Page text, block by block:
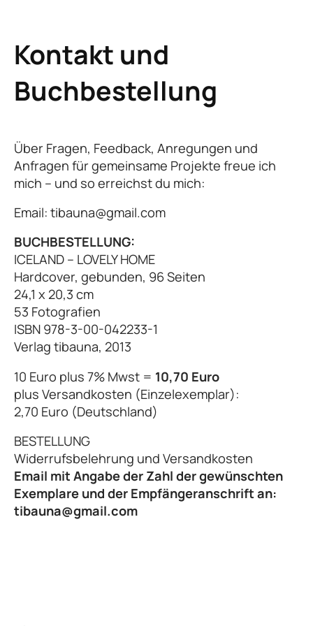
Kontakt und
Buchbestellung
Über Fragen, Feedback, Anregungen und
Anfragen für gemeinsame Projekte freue ich
mich – und so erreichst du mich:
Email: tibauna@gmail.com
BUCHBESTELLUNG:
ICELAND – LOVELY HOME
Hardcover, gebunden, 96 Seiten
24,1 x 20,3 cm
53 Fotografien
ISBN 978-3-00-042233-1
Verlag tibauna, 2013
10 Euro plus 7% Mwst = 10,70 Euro
plus Versandkosten (Einzelexemplar):
2,70 Euro (Deutschland)
BESTELLUNG
Widerrufsbelehrung und Versandkosten
Email mit Angabe der Zahl der gewünschten
Exemplare und der Empfängeranschrift an:
tibauna@gmail.com